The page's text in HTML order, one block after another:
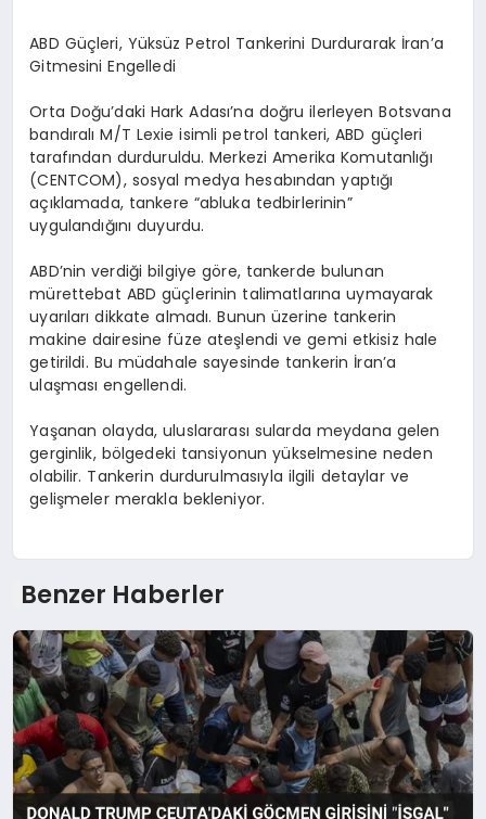
ABD Güçleri, Yüksüz Petrol Tankerini Durdurarak İran’a
Gitmesini Engelledi
Orta Doğu’daki Hark Adası’na doğru ilerleyen Botsvana
bandıralı M/T Lexie isimli petrol tankeri, ABD güçleri
tarafından durduruldu. Merkezi Amerika Komutanlığı
(CENTCOM), sosyal medya hesabından yaptığı
açıklamada, tankere “abluka tedbirlerinin”
uygulandığını duyurdu.
ABD’nin verdiği bilgiye göre, tankerde bulunan
mürettebat ABD güçlerinin talimatlarına uymayarak
uyarıları dikkate almadı. Bunun üzerine tankerin
makine dairesine füze ateşlendi ve gemi etkisiz hale
getirildi. Bu müdahale sayesinde tankerin İran’a
ulaşması engellendi.
Yaşanan olayda, uluslararası sularda meydana gelen
gerginlik, bölgedeki tansiyonun yükselmesine neden
olabilir. Tankerin durdurulmasıyla ilgili detaylar ve
gelişmeler merakla bekleniyor.
Benzer Haberler